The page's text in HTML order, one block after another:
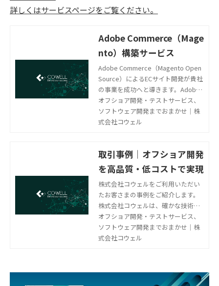
詳しくはサービスページをご覧ください。
Adobe Commerce（Mage
nto）構築サービス
Adobe Commerce（Magento Open
Source）によるECサイト開発が貴社
の事業を成功へと導きます。Adobe
Commerce（Magento Open Sourc
e）は、世界で最も使用されている多
言語・多通貨対応のオープンソースE
網羅度が高く、幅広いレンジのECビ
ジネスに対応する拡張性を備えてい
ます。
オフショア開発・テストサービス、
ソフトウェア開発までおまかせ｜株
式会社コウェル
取引事例｜オフショア開発
を高品質・低コストで実現
株式会社コウェルをご利用いただい
たお客さまの事例をご紹介します。
株式会社コウェルは、確かな技術を
誇る日本人エンジニアと、一流IT大
学出身のベトナム人エンジニアによ
る開発体制で貴社のデジタルトラン
たちにご相談ください。
オフショア開発・テストサービス、
ソフトウェア開発までおまかせ｜株
式会社コウェル